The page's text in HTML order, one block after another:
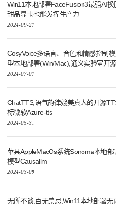
Win11本地部署FaceFusion3最强AI
甜品显卡也能发挥生产力
2024-09-27
CosyVoice多语言、音色和情感控制
型本地部署(Win/Mac),通义实验室开源
2024-07-07
ChatTTS,语气韵律媲美真人的开源
标微软Azure-tts
2024-05-31
苹果AppleMacOs系统Sonoma本地
模型Causallm
2024-03-09
无所不谈,百无禁忌,Win11本地部署